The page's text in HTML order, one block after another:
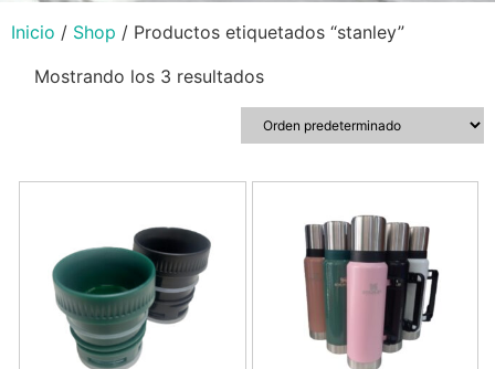
Inicio / Shop / Productos etiquetados “stanley”
Mostrando los 3 resultados